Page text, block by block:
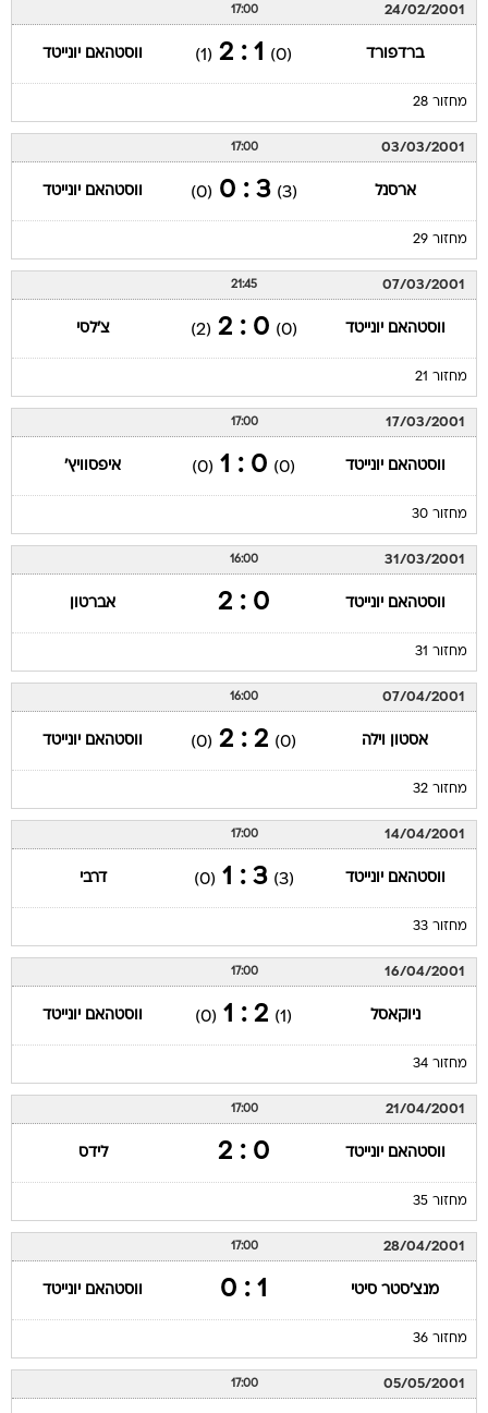
24/02/2001
17:00
ברדפורד (0)
1 : 2
(1) ווסטהאם יונייטד
מחזור 28
03/03/2001
17:00
ארסנל (3)
3 : 0
(0) ווסטהאם יונייטד
מחזור 29
07/03/2001
21:45
ווסטהאם יונייטד (0)
0 : 2
(2) צ'לסי
מחזור 21
17/03/2001
17:00
ווסטהאם יונייטד (0)
0 : 1
(0) איפסוויץ'
מחזור 30
31/03/2001
16:00
ווסטהאם יונייטד 0 : 2 אברטון
מחזור 31
07/04/2001
16:00
אסטון וילה (0)
2 : 2
(0) ווסטהאם יונייטד
מחזור 32
14/04/2001
17:00
ווסטהאם יונייטד (3)
3 : 1
(0) דרבי
מחזור 33
16/04/2001
17:00
ניוקאסל (1)
2 : 1
(0) ווסטהאם יונייטד
מחזור 34
21/04/2001
17:00
ווסטהאם יונייטד 0 : 2 לידס
מחזור 35
28/04/2001
17:00
מנצ'סטר סיטי 1 : 0 ווסטהאם יונייטד
מחזור 36
05/05/2001
17:00